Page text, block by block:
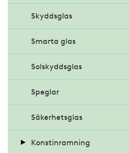
Skyddsglas
Smarta glas
Solskyddsglas
Speglar
Säkerhetsglas
Konstinramning